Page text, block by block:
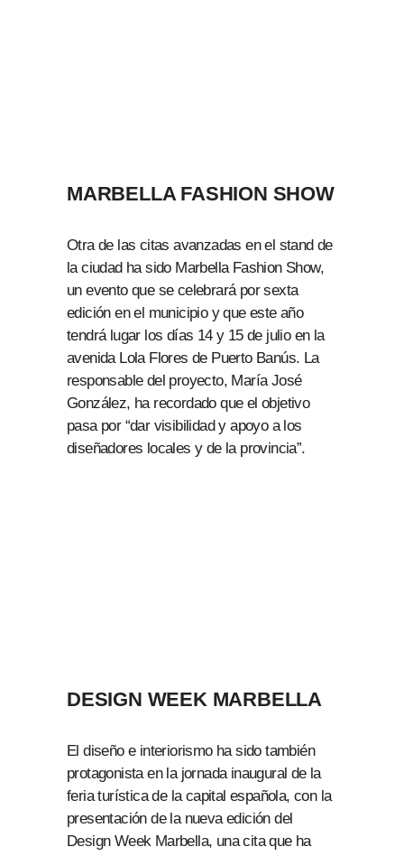
MARBELLA FASHION SHOW
Otra de las citas avanzadas en el stand de
la ciudad ha sido Marbella Fashion Show,
un evento que se celebrará por sexta
edición en el municipio y que este año
tendrá lugar los días 14 y 15 de julio en la
avenida Lola Flores de Puerto Banús. La
responsable del proyecto, María José
González, ha recordado que el objetivo
pasa por “dar visibilidad y apoyo a los
diseñadores locales y de la provincia”.
DESIGN WEEK MARBELLA
El diseño e interiorismo ha sido también
protagonista en la jornada inaugural de la
feria turística de la capital española, con la
presentación de la nueva edición del
Design Week Marbella, una cita que ha